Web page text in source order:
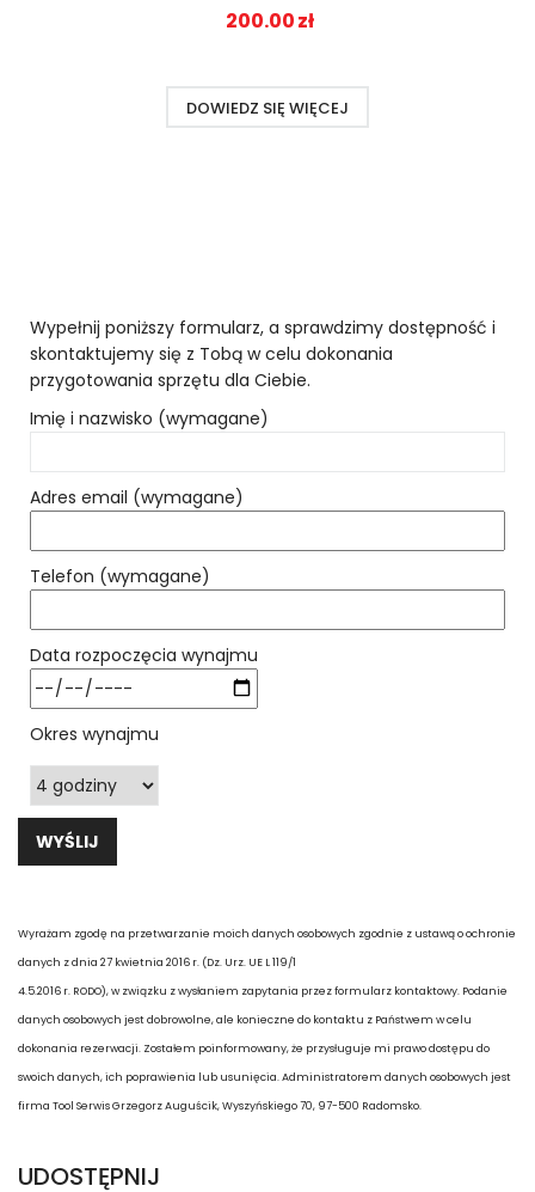
200.00zł
DOWIEDZ SIĘ WIĘCEJ
Wypełnij poniższy formularz, a sprawdzimy dostępność i
skontaktujemy się z Tobą w celu dokonania
przygotowania sprzętu dla Ciebie.
Imię i nazwisko (wymagane)
Adres email (wymagane)
Telefon (wymagane)
Data rozpoczęcia wynajmu
Okres wynajmu
Wyrażam zgodę na przetwarzanie moich danych osobowych zgodnie z ustawą o ochronie
danych z dnia 27 kwietnia 2016 r. (Dz. Urz. UE L 119/1
4.5.2016 r. RODO), w związku z wysłaniem zapytania przez formularz kontaktowy. Podanie
danych osobowych jest dobrowolne, ale konieczne do kontaktu z Państwem w celu
dokonania rezerwacji. Zostałem poinformowany, że przysługuje mi prawo dostępu do
swoich danych, ich poprawienia lub usunięcia. Administratorem danych osobowych jest
firma Tool Serwis Grzegorz Auguścik, Wyszyńskiego 70, 97-500 Radomsko.
UDOSTĘPNIJ